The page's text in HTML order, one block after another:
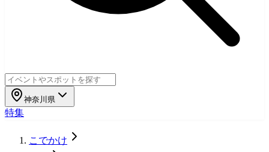
神奈川県
特集
こでかけ